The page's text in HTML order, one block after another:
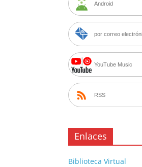
Android
por correo
YouTube Music
RSS
Enlaces
Biblioteca Virtual